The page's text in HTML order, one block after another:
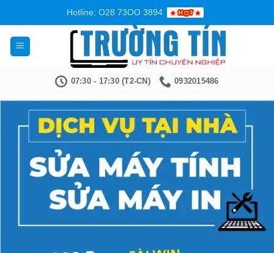
nội
dung
Hotline: O28 73OO 3894
07:30 - 17:30 (T2-CN) 0932015486